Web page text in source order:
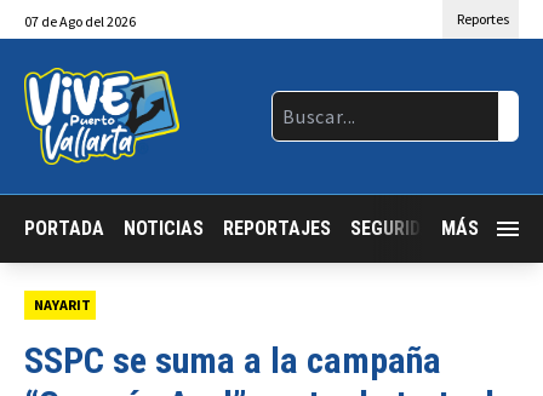
07 deAgo del 2026 Reportes
PORTADA NOTICIAS REPORTAJES SEGURIDAD JALISCO
MÁS
NAYARIT
SSPC se suma a la campaña